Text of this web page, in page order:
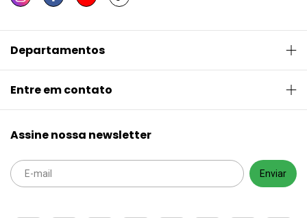
Departamentos
Entre em contato
Assine nossa newsletter